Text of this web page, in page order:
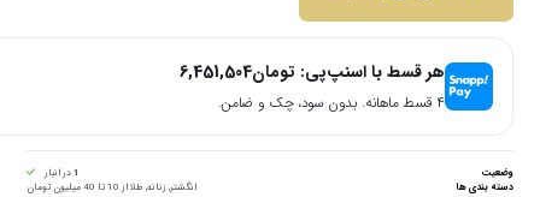
هر قسط با اسنپ‌پی: تومان6,451,504
۴ قسط ماهانه. بدون سود، چک و ضامن.
وضعیت 1در انبار
دسته بندی ها
انگشتر,زنانه, طلا از 10 تا 40 میلیون تومان